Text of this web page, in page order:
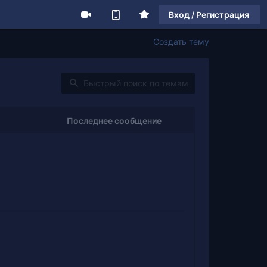
Вход / Регистрация
Создать тему
Последнее сообщение